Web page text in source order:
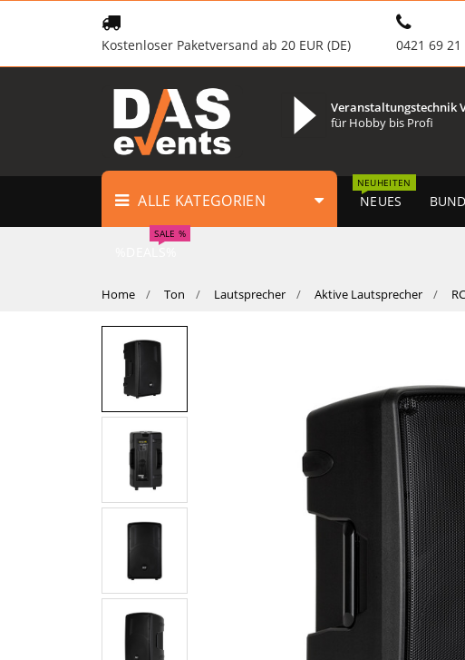
Kostenloser Paketversand ab 20 EUR (DE) 0421 69 21
Veranstaltungstechnik
für Hobby bis Profi
ALLE KATEGORIEN NEUES
NEUHEITEN
SALE %
Home Ton Lautsprecher Aktive Lautsprecher